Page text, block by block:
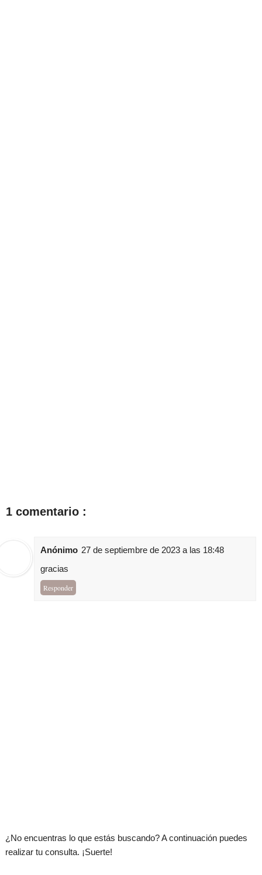
1 comentario :
Anónimo 27 de septiembre de 2023 a las 18:48
gracias
Responder
¿No encuentras lo que estás buscando? A continuación puedes
realizar tu consulta. ¡Suerte!